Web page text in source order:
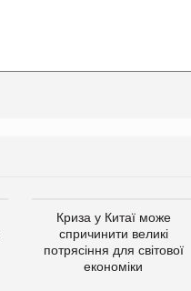
Криза у Китаї може
спричинити великі
потрясіння для світової
економіки